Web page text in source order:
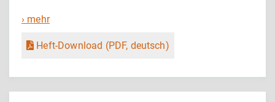
› mehr
Heft-Download (PDF, deutsch)